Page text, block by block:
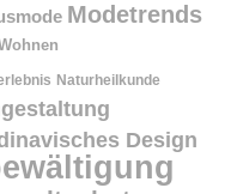
Modetrends
Naturheilkunde
Design